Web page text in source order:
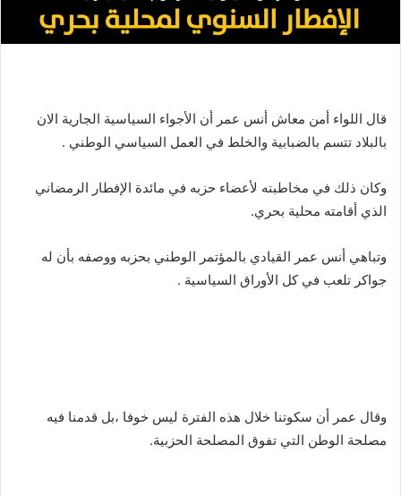
قال اللواء أمن معاش أنس عمر أن الأجواء السياسية الجارية الان
بالبلاد تتسم بالضبابية والخلط في العمل السياسي الوطني .
وكان ذلك في مخاطبته لأعضاء حزبه في مائدة الإفطار الرمضاني
الذي أقامته محلية بحري.
وتباهي أنس عمر القيادي بالمؤتمر الوطني بحزبه ووصفه بأن له
جواكر تلعب في كل الأوراق السياسية .
وقال عمر أن سكوتنا خلال هذه الفترة ليس خوفا ،بل قدمنا فيه
مصلحة الوطن التي تفوق المصلحة الحزبية.